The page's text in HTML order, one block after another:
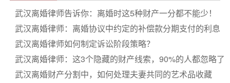
武汉离婚律师告诉你：离婚时这5种财产一分都不能少！
武汉离婚律师：离婚协议中约定的补偿款分期支付的利息
条款
武汉离婚律师如何制定诉讼阶段策略？
武汉离婚律师：这3个隐藏的财产线索，90%的人都忽略了
武汉离婚财产分割中，如何处理夫妻共同的艺术品收藏